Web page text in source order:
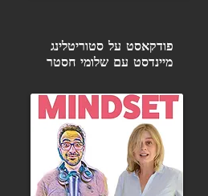
פודקאסט על סטוריטלינג
מיינדסט עם שלומי חסטר